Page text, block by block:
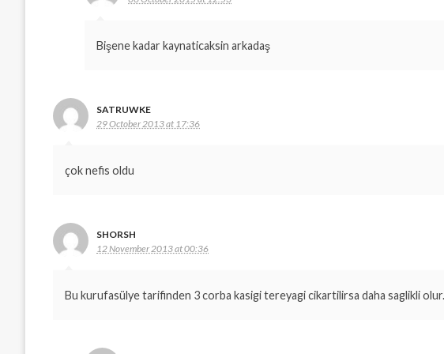
Bişene kadar kaynaticaksin arkadaş
SATRUWKE
29 October 2013 at 17:36
çok nefis oldu
SHORSH
12 November 2013 at 00:36
Bu kurufasülye tarifinden 3 corba kasigi tereyagi cikartilirsa daha saglikli olur.